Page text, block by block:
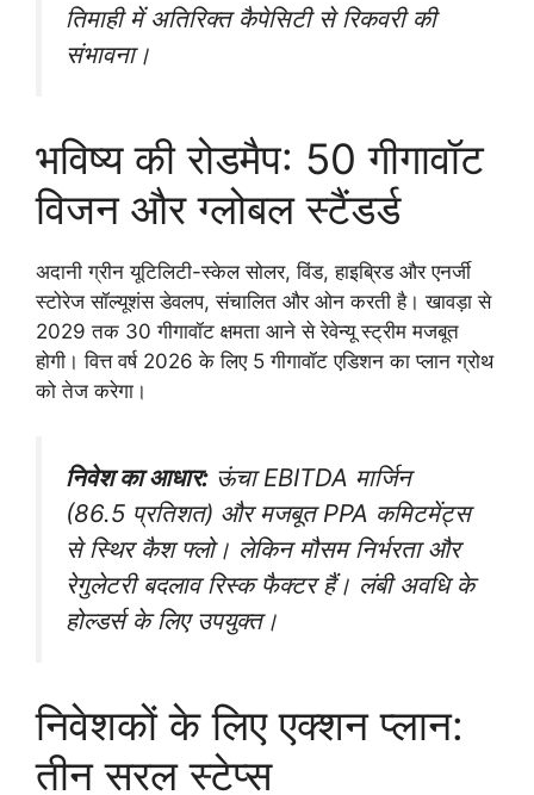
तिमाही में अतिरिक्त कैपेसिटी से रिकवरी की
संभावना।
भविष्य की रोडमैप: 50 गीगावॉट
विजन और ग्लोबल स्टैंडर्ड
अदानी ग्रीन यूटिलिटी-स्केल सोलर, विंड, हाइब्रिड और एनर्जी
स्टोरेज सॉल्यूशंस डेवलप, संचालित और ओन करती है। खावड़ा से
2029 तक 30 गीगावॉट क्षमता आने से रेवेन्यू स्ट्रीम मजबूत
होगी। वित्त वर्ष 2026 के लिए 5 गीगावॉट एडिशन का प्लान ग्रोथ
को तेज करेगा।
निवेश का आधार: ऊंचा EBITDA मार्जिन
(86.5 प्रतिशत) और मजबूत PPA कमिटमेंट्स
से स्थिर कैश फ्लो। लेकिन मौसम निर्भरता और
रेगुलेटरी बदलाव रिस्क फैक्टर हैं। लंबी अवधि के
होल्डर्स के लिए उपयुक्त।
निवेशकों के लिए एक्शन प्लान:
तीन सरल स्टेप्स